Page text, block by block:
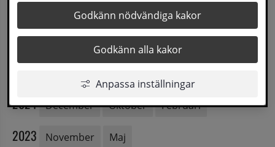
Godkänn nödvändiga kakor
Godkänn alla kakor
Anpassa inställningar
2026
2024 December Oktober Februari
2023 November Maj